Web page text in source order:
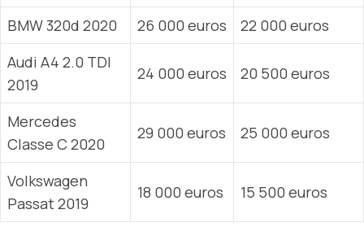
BMW 320d 2020
26 000 euros
22 000 euros
Audi A4 2.0 TDI
2019
24 000 euros 20 500 euros
Mercedes
Classe C 2020
29 000 euros 25 000 euros
Volkswagen
Passat 2019
18 000 euros 15 500 euros